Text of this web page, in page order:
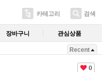
카테고리 검색
장바구니 관심상품
Recent
0